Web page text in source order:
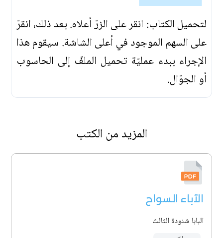
لتحميل الكتاب: انقر على الزرّ أعلاه. بعد ذلك، انقرّ
على السهم الموجود في أعلى الشاشة. سيقوم هذا
الإجراء ببدء عمليّة تحميل الملفّ إلى الحاسوب
أو الجوّال.
المزيد من الكتب
الآباء السواح
البابا شنودة الثالث